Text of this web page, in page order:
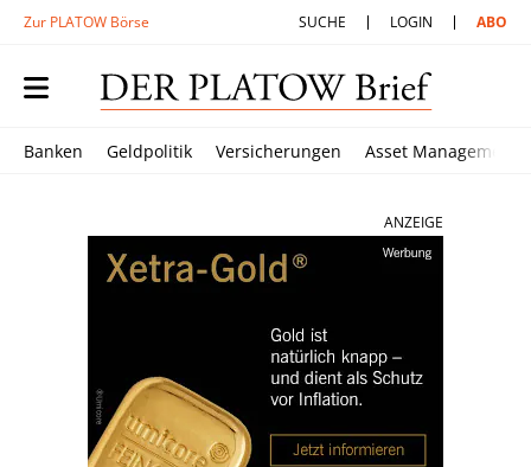
Zur PLATOW Börse SUCHE LOGIN ABO
Banken Geldpolitik Versicherungen Asset Management
ANZEIGE